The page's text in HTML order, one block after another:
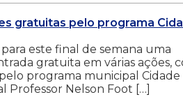
gratuitas pelo programa
este final de semana uma
gratuita em várias ações,
programa municipal Cidade
Professor Nelson Foot […]